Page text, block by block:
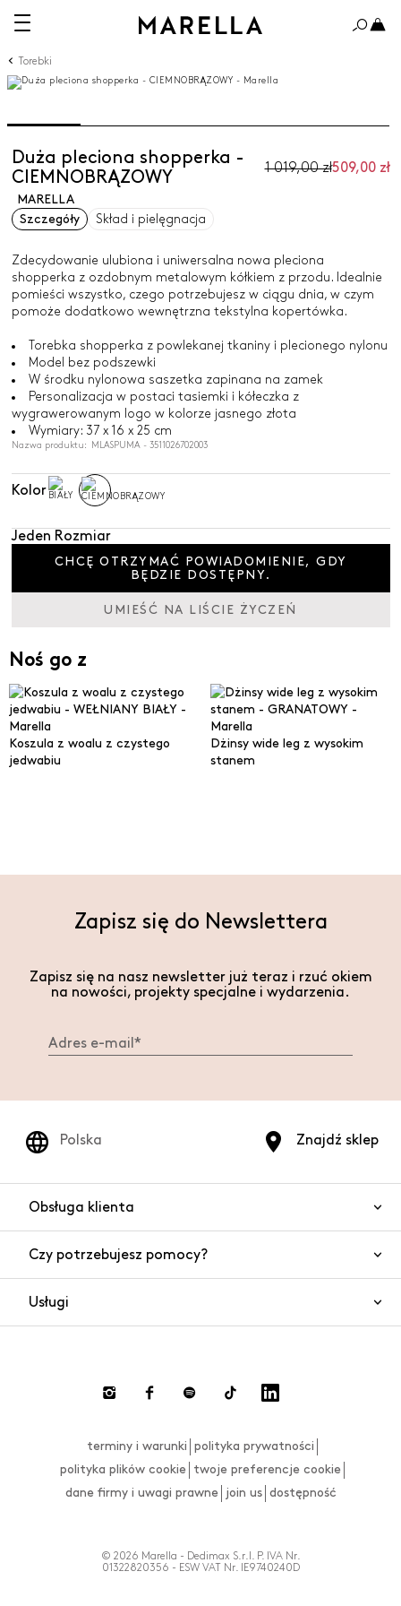
Torebki
Duża pleciona shopperka -
CIEMNOBRĄZOWY
1 019,00 zł509,00 zł
MARELLA
Szczegóły
Skład i pielęgnacja
Zdecydowanie ulubiona i uniwersalna nowa pleciona
shopperka z ozdobnym metalowym kółkiem z przodu. Idealnie
pomieści wszystko, czego potrzebujesz w ciągu dnia, w czym
pomoże dodatkowo wewnętrzna tekstylna kopertówka.
Torebka shopperka z powlekanej tkaniny i plecionego nylonu
Model bez podszewki
W środku nylonowa saszetka zapinana na zamek
Personalizacja w postaci tasiemki i kółeczka z
wygrawerowanym logo w kolorze jasnego złota
Wymiary: 37 x 16 x 25 cm
Nazwa produktu: MLASPUMA - 3511026702003
Kolor
Jeden Rozmiar
CHCĘ OTRZYMAĆ POWIADOMIENIE, GDY
BĘDZIE DOSTĘPNY.
UMIEŚĆ NA LIŚCIE ŻYCZEŃ
Noś go z
Koszula z woalu z czystego
jedwabiu
Dżinsy wide leg z wysokim
stanem
Zapisz się do Newslettera
Zapisz się na nasz newsletter już teraz i rzuć okiem
na nowości, projekty specjalne i wydarzenia.
Znajdź sklep
Polska
Obsługa klienta
Kontakt
Czy potrzebujesz pomocy?
Płatności
Tabela rozmiarów
Usługi
terminy i warunki
polityka prywatności
polityka plików cookie
twoje preferencje cookie
dane firmy i uwagi prawne
join us dostępność
© 2026 Marella - Dedimax S.r.l. P. IVA Nr.
01322820356 - ESW VAT Nr. IE9740240D